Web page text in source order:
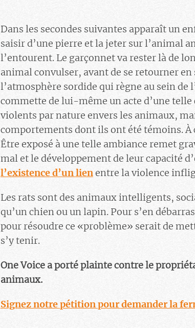
Dans les secondes suivantes apparaît un
saisir d’une pierre et la jeter sur l’animal
l’entourent. Le garçonnet va rester là de
animal convulser, avant de se retourner en
l’atmosphère sordide qui règne au sein de
commette de lui-même un acte d’une
violents par nature envers les animaux,
comportements dont ils ont été témoins.
Être exposé à une telle ambiance remet
mal et le développement de leur capacité
l’existence d’un lienentre la violence
Les rats sont des animaux intelligents,
qu’un chien ou un lapin. Pour s’en
pour résoudre ce «problème» serait de
s’y tenir.
One Voice a porté plainte contre le
animaux.
Signez notre pétition pour demander la